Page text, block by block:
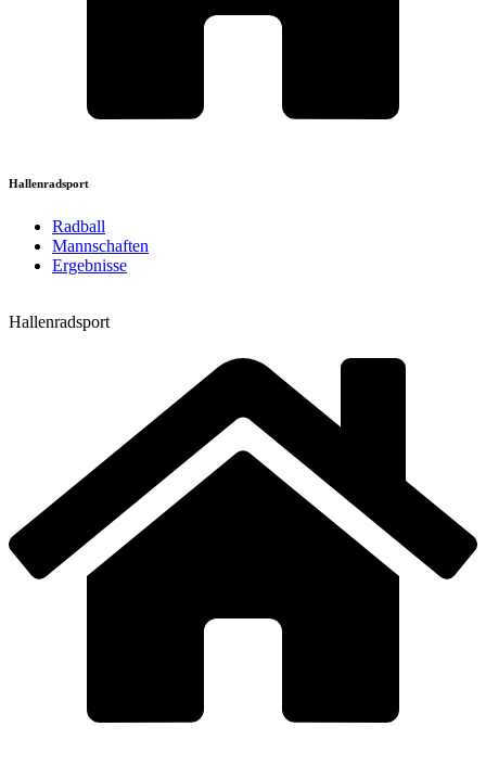
Hallenradsport
Radball
Mannschaften
Ergebnisse
Hallenradsport